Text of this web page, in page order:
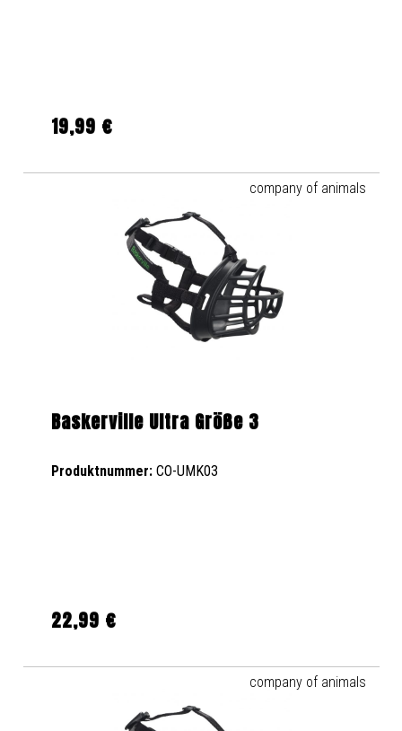
Regulärer Preis:
19,99 €
Baskerville Ultra Größe 3
Produktnummer: CO-UMK03
company of animals
Regulärer Preis:
22,99 €
company of animals